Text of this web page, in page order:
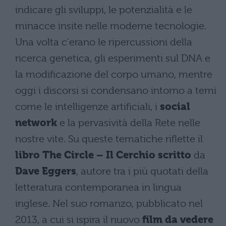
indicare gli sviluppi, le potenzialità e le
minacce insite nelle moderne tecnologie.
Una volta c'erano le ripercussioni della
ricerca genetica, gli esperimenti sul DNA e
la modificazione del corpo umano, mentre
oggi i discorsi si condensano intorno a temi
come le intelligenze artificiali, i social
network e la pervasività della Rete nelle
nostre vite. Su queste tematiche riflette il
libro The Circle – Il Cerchio scritto da
Dave Eggers, autore tra i più quotati della
letteratura contemporanea in lingua
inglese. Nel suo romanzo, pubblicato nel
2013, a cui si ispira il nuovo film da vedere